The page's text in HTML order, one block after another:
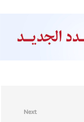
Next